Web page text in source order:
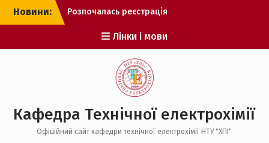
Перейти
Новини:
Розпочалась реєстрація
Рекомендації до вступу
оприлюднено!
Розпочато подання заяв
від вступників у
магістратуру
Лінки і мови
Кафедра Технічної електрохімії
Офіційний сайт кафедри технічної електрохімії НТУ "ХПІ"